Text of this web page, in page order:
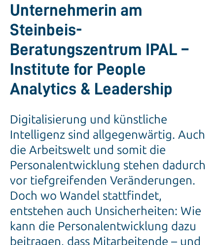
Unternehmerin am
Steinbeis-
Beratungszentrum IPAL –
Institute for People
Analytics & Leadership
Digitalisierung und künstliche
Intelligenz sind allgegenwärtig. Auch
die Arbeitswelt und somit die
Personalentwicklung stehen dadurch
vor tiefgreifenden Veränderungen.
Doch wo Wandel stattfindet,
entstehen auch Unsicherheiten: Wie
kann die Personalentwicklung dazu
beitragen, dass Mitarbeitende – und